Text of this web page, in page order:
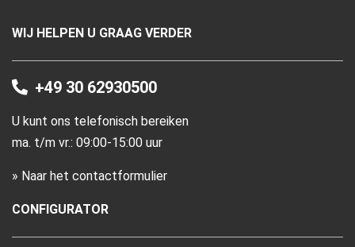
WIJ HELPEN U GRAAG VERDER
+49 30 62930500
U kunt ons telefonisch bereiken
ma. t/m vr.: 09:00-15:00 uur
» Naar het contactformulier
CONFIGURATOR